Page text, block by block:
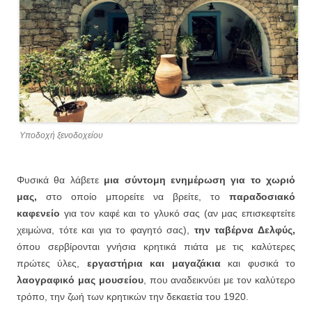
Υποδοχή ξενοδοχείου
Φυσικά θα λάβετε μια σύντομη ενημέρωση για το χωριό
μας, στο οποίο μπορείτε να βρείτε, το παραδοσιακό
καφενείο για τον καφέ και το γλυκό σας (αν μας επισκεφτείτε
χειμώνα, τότε και για το φαγητό σας), την ταβέρνα Δελφύς,
όπου σερβίρονται γνήσια κρητικά πιάτα με τις καλύτερες
πρώτες ύλες, εργαστήρια και μαγαζάκιακαι φυσικά το
λαογραφικό μας μουσείου, που αναδεικνύει με τον καλύτερο
τρόπο, την ζωή των κρητικών την δεκαετία του 1920.